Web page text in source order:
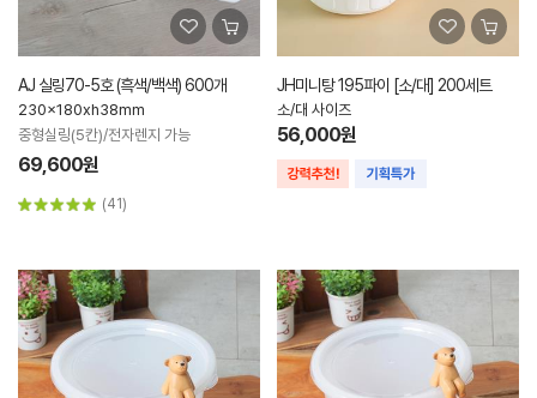
AJ 실링70-5호 (흑색/백색) 600개
230x180xh38mm
중형실링(5칸)/전자렌지 가능
69,600원
(41)
JH미니탕 195파이 [소/대] 200세트
소/대 사이즈
56,000원